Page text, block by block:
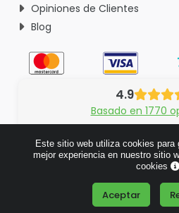
Opiniones de Clientes
Blog
4.9
Basado en 1770
© 2026 Verdementa.es - Todos
Este sitio web utiliza cookies para
mejor experiencia en nuestro sitio
cookies
Aceptar